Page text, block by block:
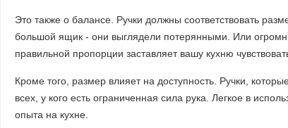
Это также о балансе. Ручки должны соответствовать
большой ящик - они выглядели потерянными. Или
правильной пропорции заставляет вашу кухню
Кроме того, размер влияет на доступность. Ручки,
всех, у кого есть ограниченная сила рука. Легкое в
опыта на кухне.